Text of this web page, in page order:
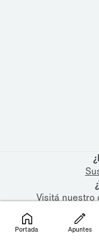
Visitá nuestro
Portada Apuntes